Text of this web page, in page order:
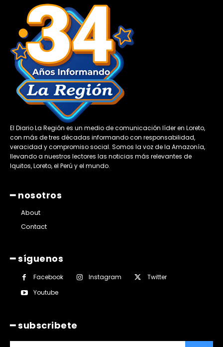
El Diario La Región es un medio de comunicación líder en Loreto,
con más de tres décadas informando con responsabilidad,
veracidad y compromiso social. Somos la voz de la Amazonía,
llevando a nuestros lectores las noticias más relevantes de
Iquitos, Loreto, el Perú y el mundo.
━ nosotros
About
Contact
━ síguenos
Facebook Instagram
Twitter
Youtube
━ subscribete